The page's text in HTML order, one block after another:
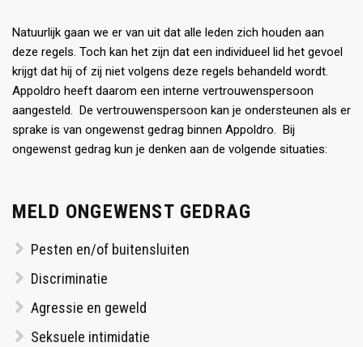
Natuurlijk gaan we er van uit dat alle leden zich houden aan
deze regels. Toch kan het zijn dat een individueel lid het gevoel
krijgt dat hij of zij niet volgens deze regels behandeld wordt.
Appoldro heeft daarom een interne vertrouwenspersoon
aangesteld. De vertrouwenspersoon kan je ondersteunen als er
sprake is van ongewenst gedrag binnen Appoldro. Bij
ongewenst gedrag kun je denken aan de volgende situaties:
MELD ONGEWENST GEDRAG
Pesten en/of buitensluiten
Discriminatie
Agressie en geweld
Seksuele intimidatie